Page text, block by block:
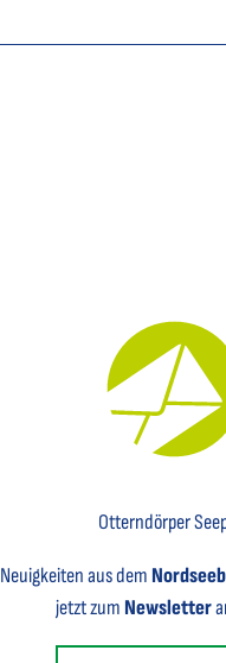
Otterndörper
Neuigkeiten aus dem
jetzt zum Newsletter